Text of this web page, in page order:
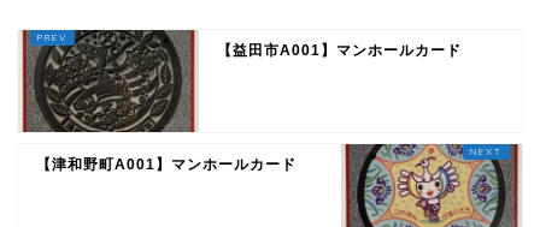
【益田市A001】マンホールカード
【津和野町A001】マンホールカード